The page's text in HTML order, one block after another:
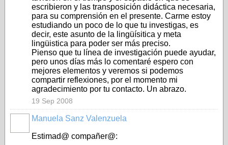
escribieron y las transposición didáctica necesaria,
para su comprensión en el presente. Carme estoy
estudiando un poco de lo que tu investigas, es
decir, este asunto de la lingüísitica y meta
lingüistica para poder ser más preciso.
Pienso que tu línea de investigación puede ayudar,
pero unos días más lo comentaré espero con
mejores elementos y veremos si podemos
compartir reflexiones, por el momento mi
agradecimiento por tu contacto. Un abrazo.
19 Sep 2008
Manuela Sanz Valenzuela
Estimad@ compañer@: